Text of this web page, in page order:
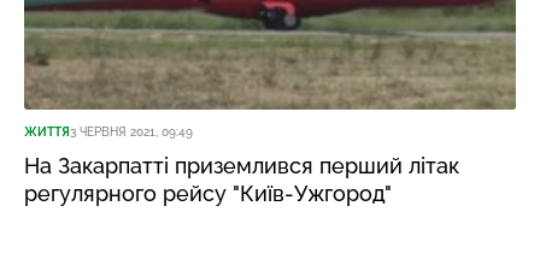
ЖИТТЯ3 ЧЕРВНЯ 2021, 09:49
На Закарпатті приземлився перший літак
регулярного рейсу "Київ-Ужгород"